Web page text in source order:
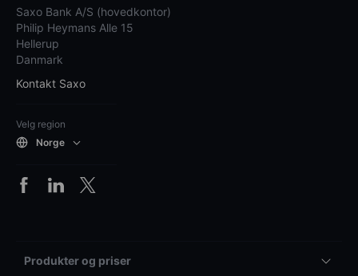
Saxo Bank A/S (hovedkontor)
Philip Heymans Alle 15
Hellerup
Danmark
Kontakt Saxo
Velg region
Norge
Produkter og priser